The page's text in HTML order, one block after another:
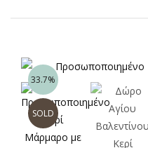
33.7%
SOLD